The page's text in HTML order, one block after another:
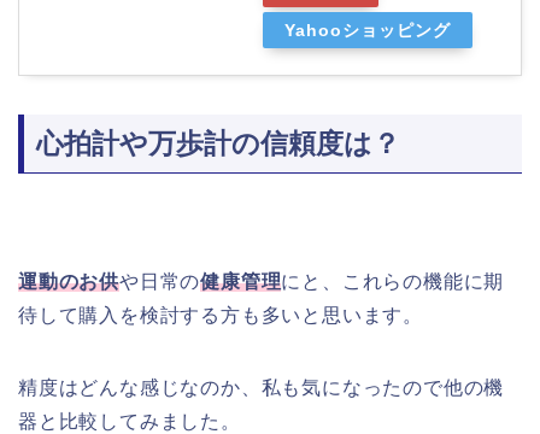
Yahooショッピング
心拍計や万歩計の信頼度は？
運動のお供や日常の健康管理にと、これらの機能に期
待して購入を検討する方も多いと思います。
精度はどんな感じなのか、私も気になったので他の機
器と比較してみました。